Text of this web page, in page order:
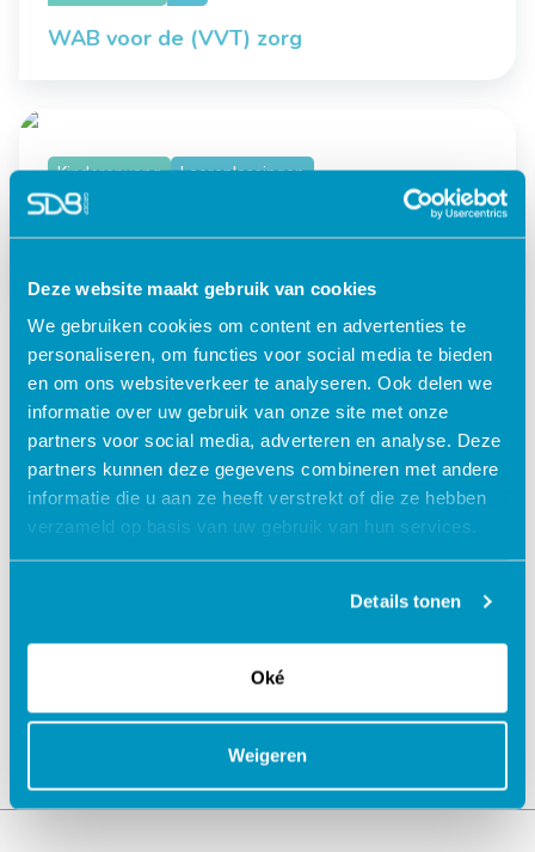
Deze website maakt gebruik van cookies
We gebruiken cookies om content en advertenties te
personaliseren, om functies voor social media te bieden
en om ons websiteverkeer te analyseren. Ook delen we
informatie over uw gebruik van onze site met onze
partners voor social media, adverteren en analyse. Deze
partners kunnen deze gegevens combineren met andere
informatie die u aan ze heeft verstrekt of die ze hebben
verzameld op basis van uw gebruik van hun services.
Details tonen
Oké
Weigeren
WAB voor de (VVT) zorg
Kinderopvang Leeroplossingen
Stichting Kinderopvang Rhenen gestart
met Quebble
« Vorige 1 … 13 14 15
Jouw data veilig in de cloud